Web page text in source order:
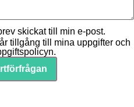
skickat till min e-post.
tillgång till mina uppgifter och